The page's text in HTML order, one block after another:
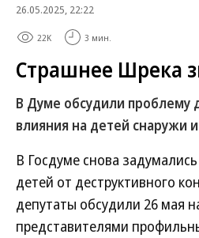
26.05.2025, 22:22
22K 3 мин.
Страшнее Шрека
В Думе обсудили проблему
влияния на детей снаружи
В Госдуме снова
детей от деструктивного
депутаты обсудили 26 мая
представителями